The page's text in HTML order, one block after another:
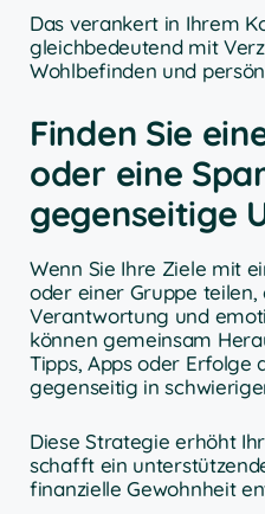
Das verankert in Ihrem
gleichbedeutend mit
Wohlbefinden und
Finden Sie
oder eine
gegenseitige
Wenn Sie Ihre Ziele mit
oder einer Gruppe teilen,
Verantwortung und
können gemeinsam
Tipps, Apps oder Erfolge
gegenseitig in
Diese Strategie erhöht
schafft ein
finanzielle Gewohnheit